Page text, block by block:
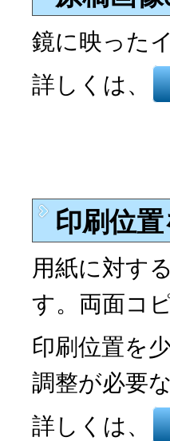
鏡に映った
詳しくは、
印刷位
用紙に対す
す。両面コ
印刷位置を
調整が必要
詳しくは、